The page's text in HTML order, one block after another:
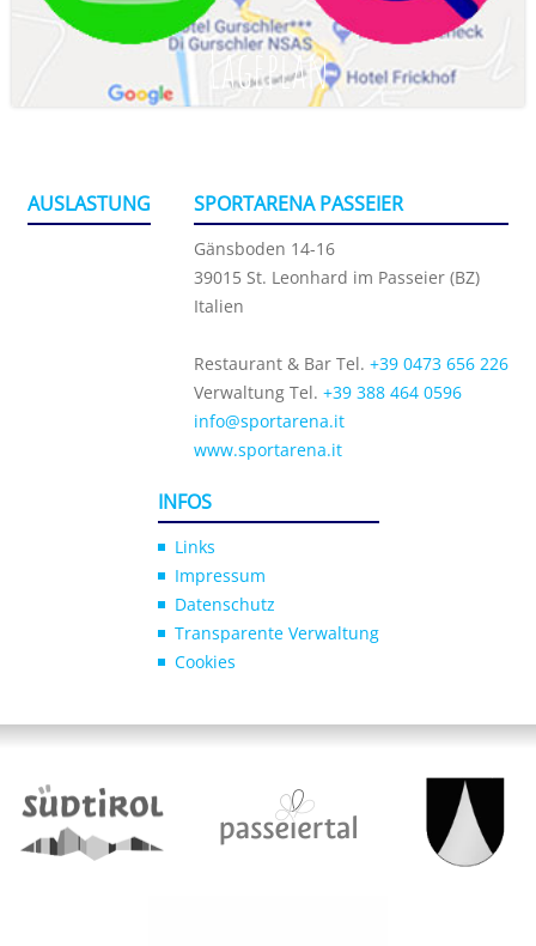
Lageplan
AUSLASTUNG SPORTARENA PASSEIER
Gänsboden 14-16
39015 St. Leonhard im Passeier (BZ)
Italien
Restaurant & Bar Tel. +39 0473 656 226
Verwaltung Tel. +39 388 464 0596
info@sportarena.it
www.sportarena.it
INFOS
Links
Impressum
Datenschutz
Transparente Verwaltung
Cookies